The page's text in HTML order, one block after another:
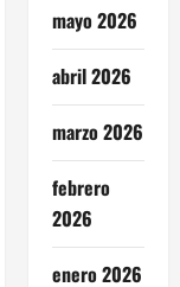
mayo 2026
abril 2026
marzo 2026
febrero
2026
enero 2026